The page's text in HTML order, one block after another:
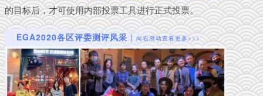
的目标后，才可使用内部投票工具进行正式投票。
EGA2020各区评委测评风采 | 向右滑动查看更多>>>